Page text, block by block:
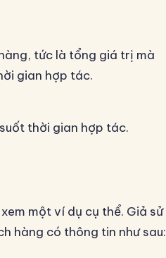
tức là tổng giá trị mà
gian hợp tác.
thời gian hợp tác.
một ví dụ cụ thể. Giả sử
hàng có thông tin như sau: